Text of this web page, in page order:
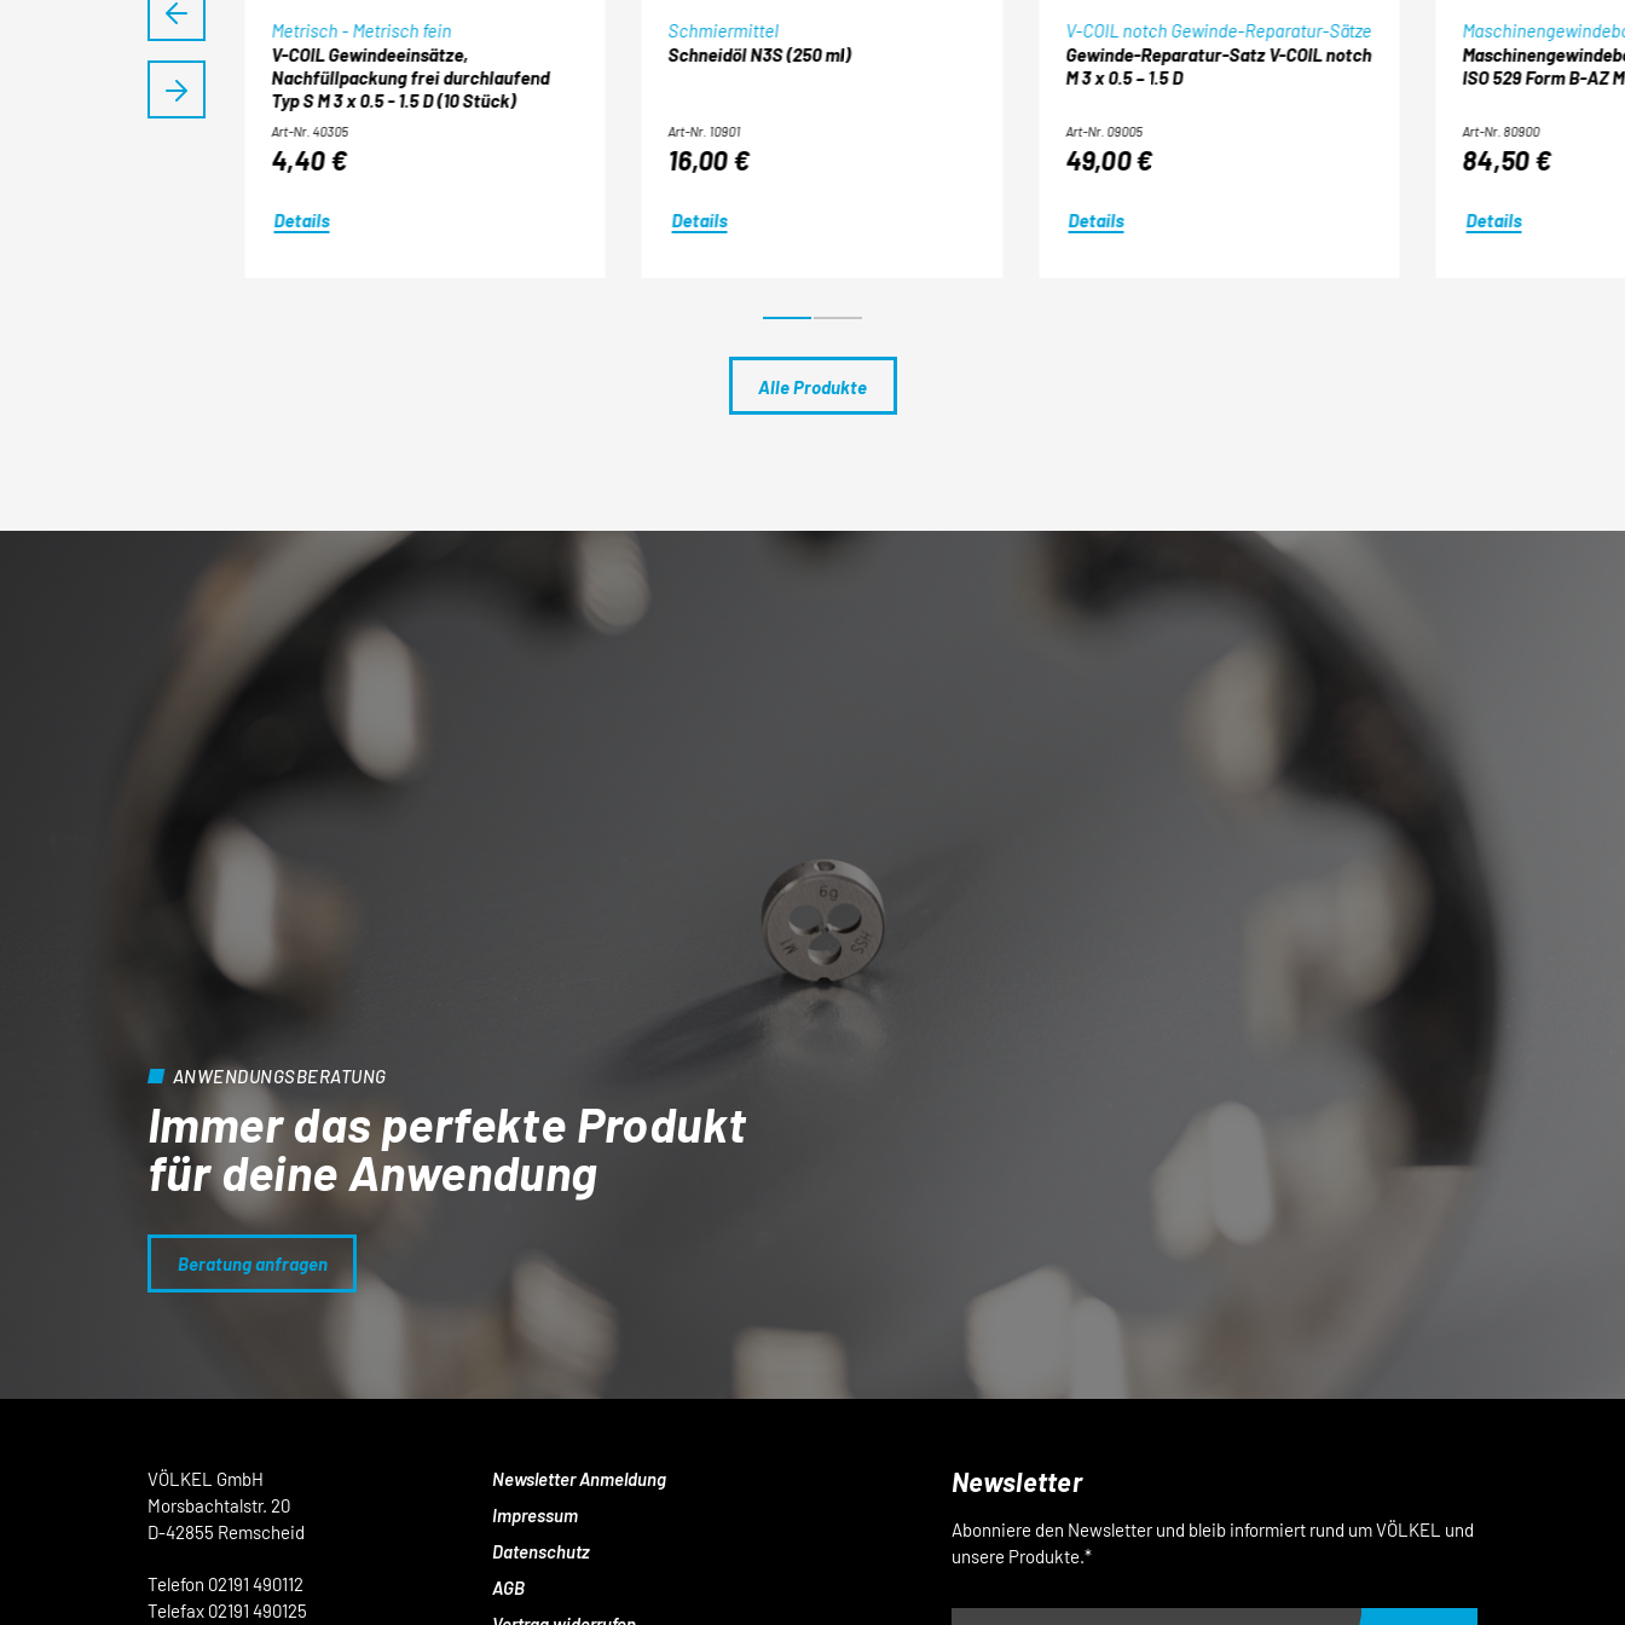
Metrisch - Metrisch fein
V-COIL Gewindeeinsätze,
Nachfüllpackung frei durchlaufend
Typ S M 3 x 0.5 - 1.5 D (10 Stück)
Art-Nr. 40305
4,40 €
Details
Schmiermittel
Schneidöl N3S (250 ml)
Art-Nr. 10901
16,00 €
Details
V-COIL notch Gewinde-Reparatur-Sätze
Gewinde-Reparatur-Satz V-COIL notch
M 3 x 0.5 – 1.5 D
Art-Nr. 09005
49,00 €
Details
ISO 529 Form B-AZ M
Art-Nr. 80900
84,50 €
Details
Alle Produkte
ANWENDUNGSBERATUNG
Immer das perfekte Produkt
für deine Anwendung
Beratung anfragen
VÖLKEL GmbH
Morsbachtalstr. 20
D-42855 Remscheid
Telefon 02191 490112
Telefax 02191 490125
Newsletter Anmeldung
Impressum
Datenschutz
AGB
Newsletter
Abonniere den Newsletter und bleib informiert rund um VÖLKEL und
unsere Produkte.*